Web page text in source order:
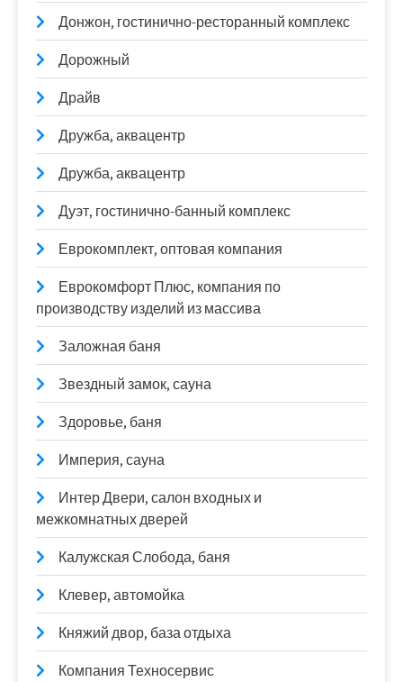
Донжон, гостинично-ресторанный комплекс
Дорожный
Драйв
Дружба, аквацентр
Дружба, аквацентр
Дуэт, гостинично-банный комплекс
Еврокомплект, оптовая компания
Еврокомфорт Плюс, компания по
производству изделий из массива
Заложная баня
Звездный замок, сауна
Здоровье, баня
Империя, сауна
Интер Двери, салон входных и
межкомнатных дверей
Калужская Слобода, баня
Клевер, автомойка
Княжий двор, база отдыха
Компания Техносервис